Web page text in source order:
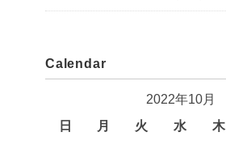
Calendar
2022年10月
日
月 火 水 木